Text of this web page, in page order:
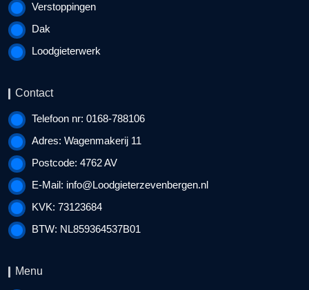
Verstoppingen
Dak
Loodgieterwerk
Contact
Telefoon nr: 0168-788106
Adres: Wagenmakerij 11
Postcode: 4762 AV
E-Mail: info@Loodgieterzevenbergen.nl
KVK: 73123684
BTW: NL859364537B01
Menu